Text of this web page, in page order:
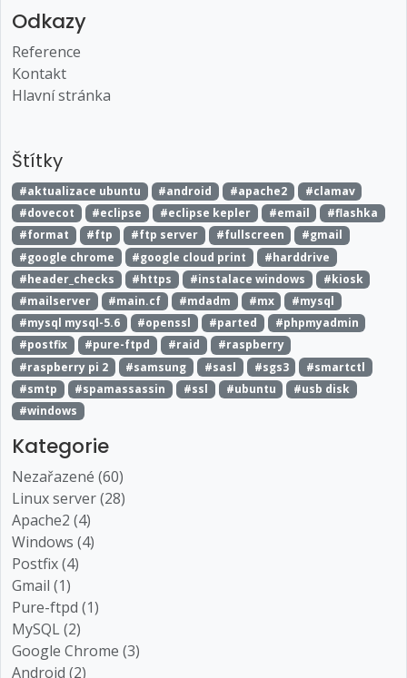
Odkazy
Reference
Kontakt
Hlavní stránka
Štítky
#aktualizace ubuntu #android #apache2
#clamav
#dovecot
#eclipse #eclipse kepler #email
#flashka
#format
#ftp #ftp server #fullscreen
#gmail
#google chrome
#google cloud print
#harddrive
#header_checks
#https #instalace windows
#kiosk
#mailserver
#main.cf #mdadm #mx
#mysql
#mysql mysql-5.6
#openssl #parted
#phpmyadmin
#postfix
#pure-ftpd #raid
#raspberry
#raspberry pi 2
#samsung #sasl #sgs3
#smartctl
#smtp
#spamassassin #ssl #ubuntu
#usb disk
#windows
Kategorie
Nezařazené (60)
Linux server (28)
Apache2 (4)
Windows (4)
Postfix (4)
Gmail (1)
Pure-ftpd (1)
MySQL (2)
Google Chrome (3)
Android (2)